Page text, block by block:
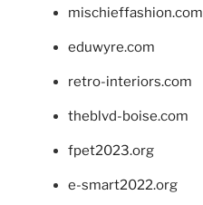
mischieffashion.com
eduwyre.com
retro-interiors.com
theblvd-boise.com
fpet2023.org
e-smart2022.org